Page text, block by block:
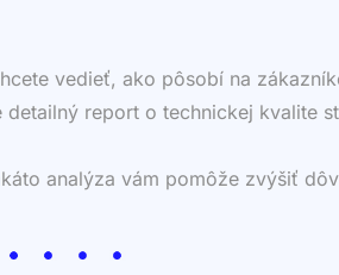
vedieť, ako pôsobí na
detailný report o technickej kvalite
analýza vám pomôže zvýšiť